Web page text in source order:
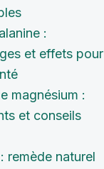
:
et effets pour
magnésium :
et conseils
remède naturel